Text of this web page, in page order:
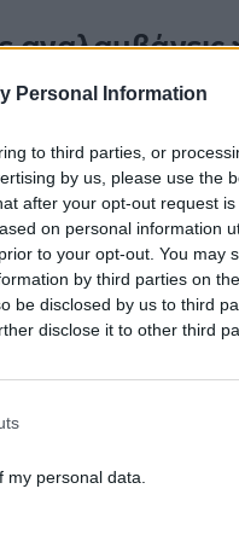
Personal Information
to third parties, or
by us, please use the
after your opt-out request
on personal information
to your opt-out. You may
by third parties on
be disclosed by us to third
disclose it to other third
personal data.
αναλαμβάνεις
αθλητικής πορείας και η
στο είδος
ο οποίος έχει ένα
πως για να πετύχει
την περίοδο
με τους οποίους
γυμνάστηκε ο
ο Ανδρέας Τσώνης και
σε αυτή την
του